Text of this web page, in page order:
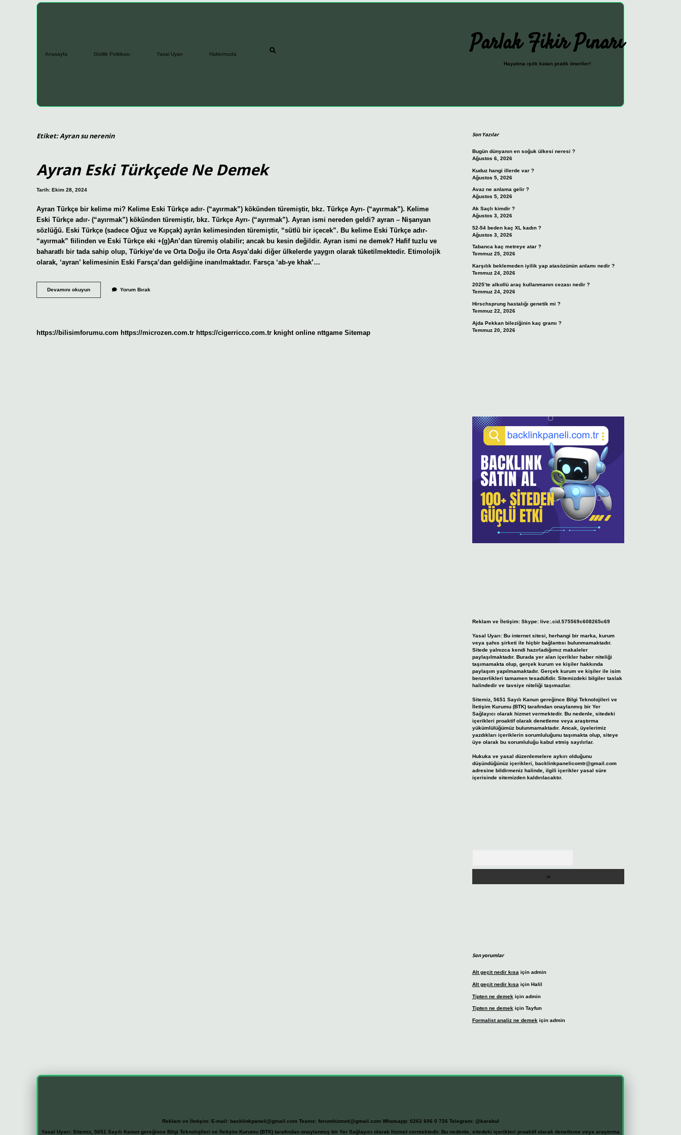
Anasayfa Gizlilik Politikası Yasal Uyarı Hakkımızda Parlak Fikir Pınarı
Hayatına ışıltı katan pratik öneriler!
Etiket:Ayran su nerenin
Ayran Eski Türkçede Ne Demek
Tarih: Ekim 28, 2024
Ayran Türkçe bir kelime mi? Kelime Eski Türkçe adır- (“ayırmak”) kökünden türemiştir, bkz. Türkçe Ayrı- (“ayırmak”). Kelime
Eski Türkçe adır- (“ayırmak”) kökünden türemiştir, bkz. Türkçe Ayrı- (“ayırmak”). Ayran ismi nereden geldi? ayran – Nişanyan
sözlüğü. Eski Türkçe (sadece Oğuz ve Kıpçak) ayrān kelimesinden türemiştir, “sütlü bir içecek”. Bu kelime Eski Türkçe adır-
“ayırmak” fiilinden ve Eski Türkçe eki +(g)An’dan türemiş olabilir; ancak bu kesin değildir. Ayran ismi ne demek? Hafif tuzlu ve
baharatlı bir tada sahip olup, Türkiye’de ve Orta Doğu ile Orta Asya’daki diğer ülkelerde yaygın olarak tüketilmektedir. Etimolojik
olarak, ‘ayran’ kelimesinin Eski Farsça’dan geldiğine inanılmaktadır. Farsça ‘ab-ye khak’…
Devamını okuyunAyran
Eski
Yorum Bırak
https://bilisimforumu.com https://microzen.com.tr https://cigerricco.com.tr knight online nttgame Sitemap
Son Yazılar
Bugün dünyanın en soğuk ülkesi neresi ?
Ağustos 6, 2026
Kuduz hangi illerde var ?
Ağustos 5, 2026
Avaz ne anlama gelir ?
Ağustos 5, 2026
Ak Saçlı kimdir ?
Ağustos 3, 2026
52-54 beden kaç XL kadın ?
Ağustos 3, 2026
Tabanca kaç metreye atar ?
Temmuz 25, 2026
Karşılık beklemeden iyilik yap atasözünün anlamı nedir ?
Temmuz 24, 2026
2025’te alkollü araç kullanmanın cezası nedir ?
Temmuz 24, 2026
Hirschsprung hastalığı genetik mi ?
Temmuz 22, 2026
Ajda Pekkan bileziğinin kaç gramı ?
Temmuz 20, 2026
Reklam ve İletişim: Skype: live:.cid.575569c608265c69
Yasal Uyarı: Bu internet sitesi, herhangi bir marka, kurum
veya şahıs şirketi ile hiçbir bağlantısı bulunmamaktadır.
Sitede yalnızca kendi hazırladığımız makaleler
paylaşılmaktadır. Burada yer alan içerikler haber niteliği
taşımamakta olup, gerçek kurum ve kişiler hakkında
paylaşım yapılmamaktadır. Gerçek kurum ve kişiler ile isim
benzerlikleri tamamen tesadüfidir. Sitemizdeki bilgiler taslak
halindedir ve tavsiye niteliği taşımazlar.
Sitemiz, 5651 Sayılı Kanun gereğince Bilgi Teknolojileri ve
İletişim Kurumu (BTK) tarafından onaylanmış bir Yer
Sağlayıcı olarak hizmet vermektedir. Bu nedenle, sitedeki
içerikleri proaktif olarak denetleme veya araştırma
yükümlülüğümüz bulunmamaktadır. Ancak, üyelerimiz
yazdıkları içeriklerin sorumluluğunu taşımakta olup, siteye
üye olarak bu sorumluluğu kabul etmiş sayılırlar.
Hukuka ve yasal düzenlemelere aykırı olduğunu
düşündüğünüz içerikleri, backlinkpanelicomtr@gmail.com
adresine bildirmeniz halinde, ilgili içerikler yasal süre
içerisinde sitemizden kaldırılacaktır.
Son yorumlar
Alt geçit nedir kısaiçin admin
Alt geçit nedir kısa için Halil
Tipten ne demek için admin
Tipten ne demek için Tayfun
Formalist analiz ne demek için admin
Reklam ve İletişim: E-mail: backlinkpaneli@gmail.com Teams: forumhizmeti@gmail.com Whatsapp: 0262 606 0 726 Telegram: @karabul
Yasal Uyarı:Sitemiz, 5651 Sayılı Kanun gereğince Bilgi Teknolojileri ve İletişim Kurumu (BTK) tarafından onaylanmış bir Yer Sağlayıcı olarak hizmet vermektedir. Bu nedenle, sitedeki içerikleri proaktif olarak denetleme veya araştırma